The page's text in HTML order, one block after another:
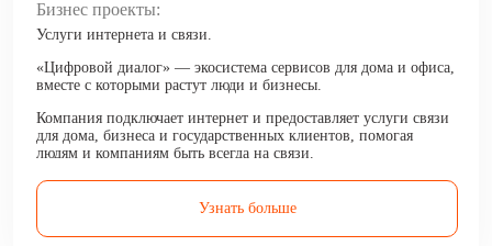
Бизнес проекты:
Услуги интернета и связи.
«Цифровой диалог» — экосистема сервисов для дома и офиса,
вместе с которыми растут люди и бизнесы.
Компания подключает интернет и предоставляет услуги связи
для дома, бизнеса и государственных клиентов, помогая
людям и компаниям быть всегда на связи.
Узнать больше